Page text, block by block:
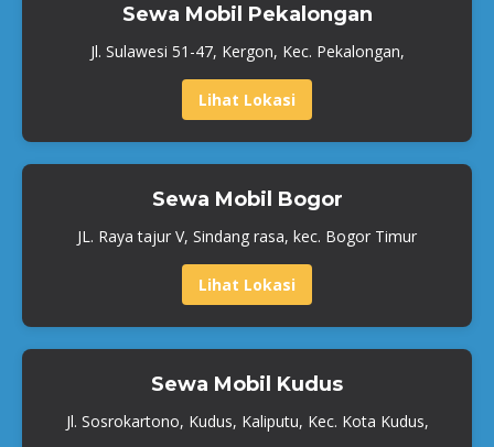
Sewa Mobil Pekalongan
Jl. Sulawesi 51-47, Kergon, Kec. Pekalongan,
Lihat Lokasi
Sewa Mobil Bogor
JL. Raya tajur V, Sindang rasa, kec. Bogor Timur
Lihat Lokasi
Sewa Mobil Kudus
Jl. Sosrokartono, Kudus, Kaliputu, Kec. Kota Kudus,